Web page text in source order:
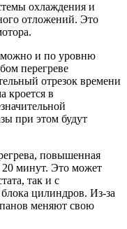
охлаждения и
отложений. Это
можно и по уровню
перегреве
отрезок времени
кроется в
при этом будут
повышенная
20 минут. Это может
так и с
цилиндров. Из-за
меняют свою